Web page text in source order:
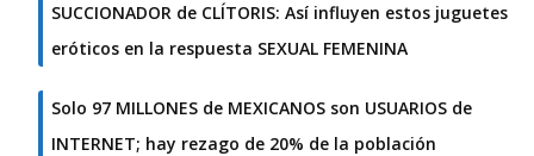
SUCCIONADOR de CLÍTORIS: Así influyen estos juguetes
eróticos en la respuesta SEXUAL FEMENINA
Solo 97 MILLONES de MEXICANOS son USUARIOS de
INTERNET; hay rezago de 20% de la población